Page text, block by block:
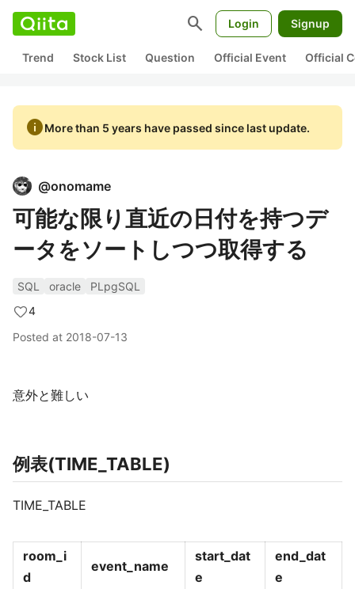
search Login Signup
Trend Stock List Question Official Event Official
infoMore than 5 years have passed since last update.
@onomame
可能な限り直近の日付を持つデ
ータをソートしつつ取得する
SQL oracle
PLpgSQL
4
Posted at 2018-07-13
意外と難しい
例表(TIME_TABLE)
TIME_TABLE
room_i
d
event_name
start_dat
e
end_dat
e